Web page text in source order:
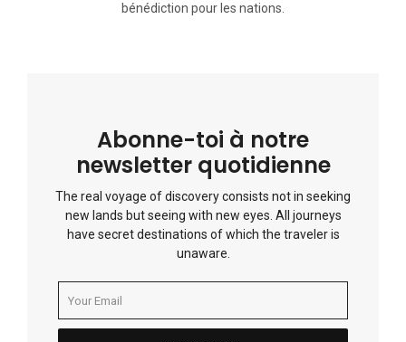
bénédiction pour les nations.
Abonne-toi à notre
newsletter quotidienne
The real voyage of discovery consists not in seeking
new lands but seeing with new eyes. All journeys
have secret destinations of which the traveler is
unaware.